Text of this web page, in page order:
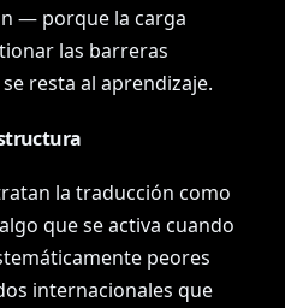
— porque la carga
las barreras
resta al aprendizaje.
la traducción como
que se activa cuando
peores
internacionales que